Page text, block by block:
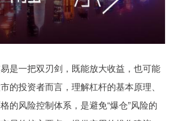
是一把双刃剑，既能放大收益，也可能
的投资者而言，理解杠杆的基本原理、
的风险控制体系，是避免“爆仓”风险的